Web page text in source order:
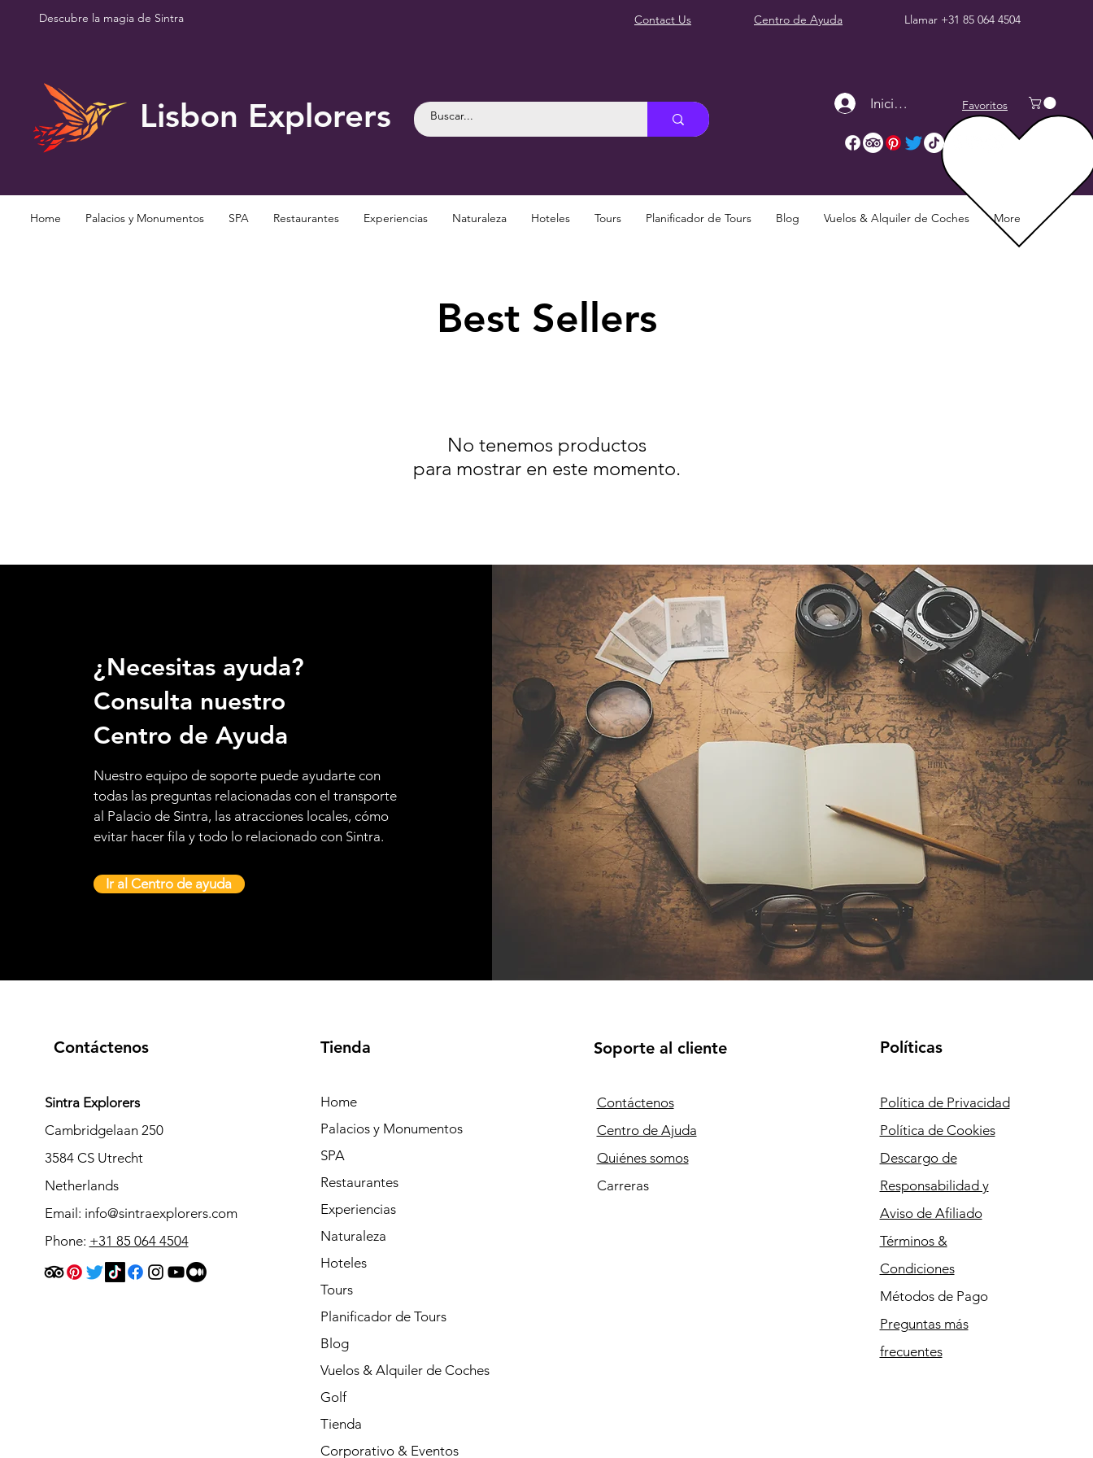
Descubre la magia de Sintra Contact Us Centro de Ayuda Llamar +31 85 064 4504
Lisbon Explorers Iniciar sesión Favoritos
Home Palacios y Monumentos SPA Restaurantes Experiencias Naturaleza Hoteles Tours Planificador de Tours Blog Vuelos & Alquiler de Coches More
Best Sellers
No tenemos productos
para mostrar en este momento.
¿Necesitas ayuda?
Consulta nuestro
Centro de Ayuda
Nuestro equipo de soporte puede ayudarte con
todas las preguntas relacionadas con el transporte
al Palacio de Sintra, las atracciones locales, cómo
evitar hacer fila y todo lo relacionado con Sintra.
Ir al Centro de ayuda
Contáctenos
Sintra Explorers
Cambridgelaan 250
3584 CS Utrecht
Netherlands
Email: info@sintraexplorers.com
Phone: +31 85 064 4504
Tienda
Home
Palacios y Monumentos
SPA
Restaurantes
Experiencias
Naturaleza
Hoteles
Tours
Planificador de Tours
Blog
Vuelos & Alquiler de Coches
Golf
Tienda
Corporativo & Eventos
Soporte al cliente
Contáctenos
Centro de Ajuda
Quiénes somos
Carreras
Políticas
Política de Privacidad
Política de Cookies
Descargo de
Responsabilidad y
Aviso de Afiliado
Términos &
Condiciones
Métodos de Pago
Preguntas más
frecuentes